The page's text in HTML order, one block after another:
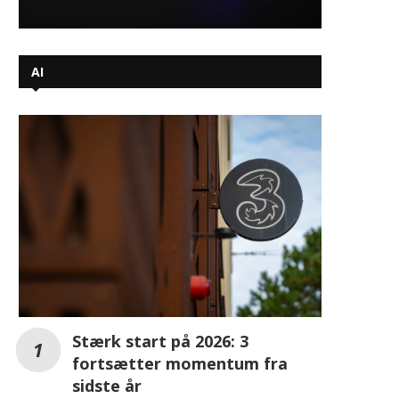
Stærk start på 2026: 3
fortsætter momentum fra
sidste år
Arctic Wolf udvider Arctic Wolf Aurora
Platform med nyt Threat Intelligence-
modul